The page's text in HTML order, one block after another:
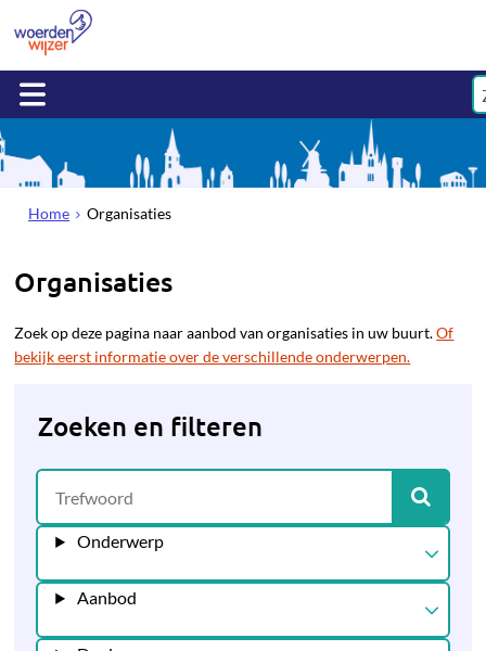
Home Organisaties
Organisaties
Zoek op deze pagina naar aanbod van organisaties in uw buurt.Of
bekijk eerst informatie over de verschillende onderwerpen.
Zoeken en filteren
Onderwerp
Aanbod